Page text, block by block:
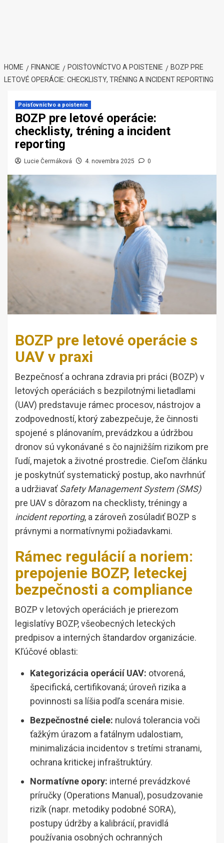
HOME FINANCIE POISŤOVNÍCTVO A POISTENIE
BOZP PRE
LETOVÉ OPERÁCIE: CHECKLISTY, TRÉNING A INCIDENT REPORTING
Poisťovníctvo a poistenie
BOZP pre letové operácie:
checklisty, tréning a incident
reporting
Lucie Čermáková 4. novembra 2025 0
BOZP pre letové operácie s
UAV v praxi
Bezpečnosť a ochrana zdravia pri práci (BOZP) v
letových operáciách s bezpilotnými lietadlami
(UAV) predstavuje rámec procesov, nástrojov a
zodpovedností, ktorý zabezpečuje, že činnosti
spojené s plánovaním, prevádzkou a údržbou
dronov sú vykonávané s čo najnižším rizikom pre
ľudí, majetok a životné prostredie. Cieľom článku
je poskytnúť systematický postup, ako navrhnúť
a udržiavaťSafety Management System (SMS)
pre UAV s dôrazom na checklisty, tréningy a
incident reporting, a zároveň zosúladiť BOZP s
právnymi a normatívnymi požiadavkami.
Rámec regulácií a noriem:
prepojenie BOZP, leteckej
bezpečnosti a compliance
BOZP v letových operáciách je prierezom
legislatívy BOZP, všeobecných leteckých
predpisov a interných štandardov organizácie.
Kľúčové oblasti:
Kategorizácia operácií UAV: otvorená,
špecifická, certifikovaná; úroveň rizika a
povinnosti sa líšia podľa scenára misie.
Bezpečnostné ciele: nulová tolerancia voči
ťažkým úrazom a fatálnym udalostiam,
minimalizácia incidentov s tretími stranami,
ochrana kritickej infraštruktúry.
Normatívne opory: interné prevádzkové
príručky (Operations Manual), posudzovanie
rizík (napr. metodiky podobné SORA),
postupy údržby a kalibrácií, pravidlá
používania osobných ochranných